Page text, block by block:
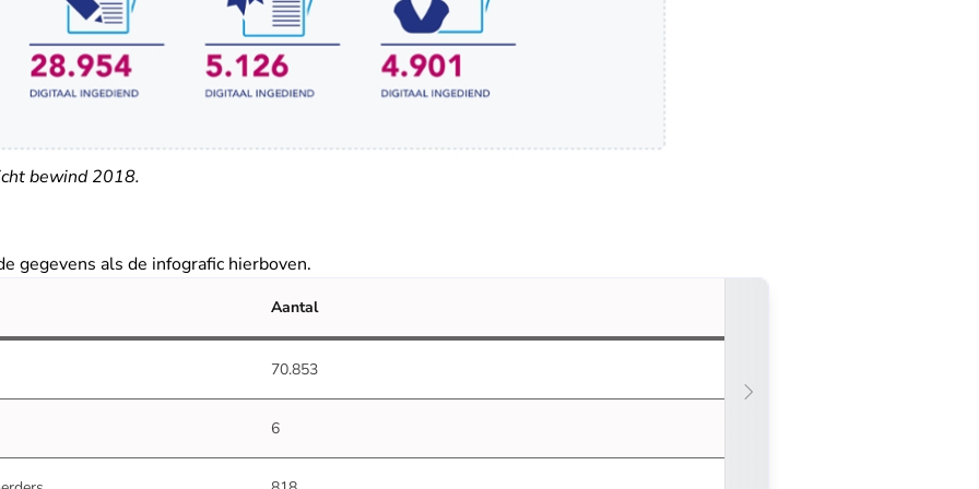
bewind 2018.
gegevens als de infografic hierboven.
Aantal
70.853
6